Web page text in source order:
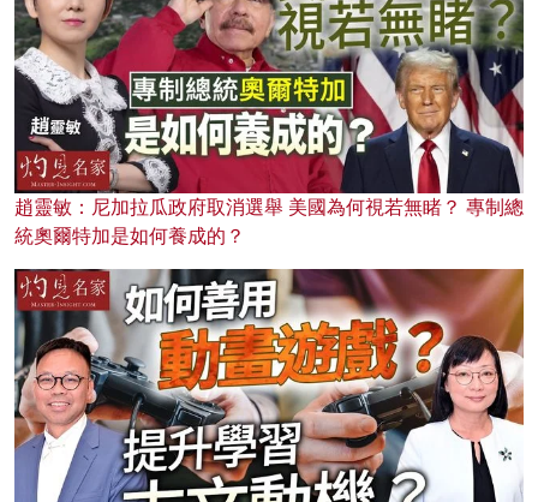
趙靈敏：尼加拉瓜政府取消選舉 美國為何視若無睹？ 專制總
統奧爾特加是如何養成的？